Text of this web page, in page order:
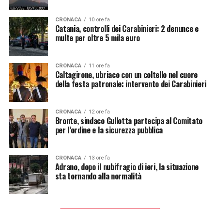
CRONACA 10 ore fa
Catania, controlli dei Carabinieri: 2 denunce e
multe per oltre 5 mila euro
CRONACA 11 ore fa
Caltagirone, ubriaco con un coltello nel cuore
della festa patronale: intervento dei Carabinieri
CRONACA 12 ore fa
Bronte, sindaco Gullotta partecipa al Comitato
per l’ordine e la sicurezza pubblica
CRONACA 13 ore fa
Adrano, dopo il nubifragio di ieri, la situazione
sta tornando alla normalità